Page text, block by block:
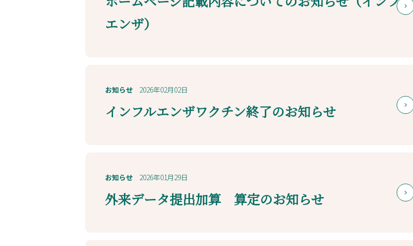
エンザ）
お知らせ 2026年02月02日
インフルエンザワクチン終了のお知らせ
お知らせ 2026年01月29日
外来データ提出加算 算定のお知らせ